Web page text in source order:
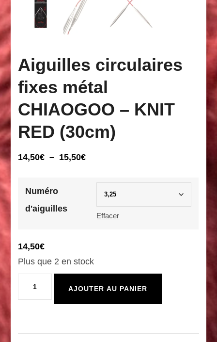
Aiguilles circulaires
fixes métal
CHIAOGOO – KNIT
RED (30cm)
14,50€ – 15,50€Plage
prix :
14,50€
Numéro
d'aiguilles
Effacer
14,50€
Plus que 2 en stock
de
AJOUTER AU PANIER